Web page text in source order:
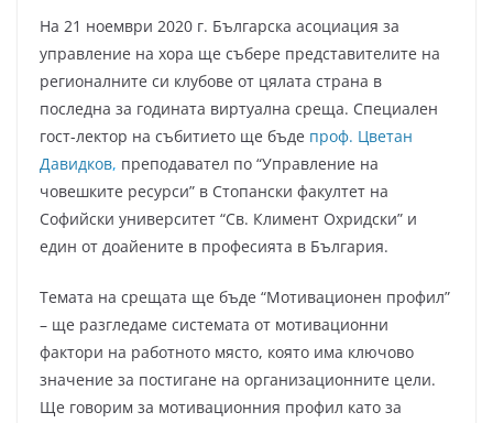
На 21 ноември 2020 г. Българска асоциация за
управление на хора ще събере представителите на
регионалните си клубове от цялата страна в
последна за годината виртуална среща. Специален
гост-лектор на събитието ще бъде проф. Цветан
Давидков, преподавател по “Управление на
човешките ресурси” в Стопански факултет на
Софийски университет “Св. Климент Охридски” и
един от доайените в професията в България.
Темата на срещата ще бъде “Мотивационен профил”
– ще разгледаме системата от мотивационни
фактори на работното място, която има ключово
значение за постигане на организационните цели.
Ще говорим за мотивационния профил като за